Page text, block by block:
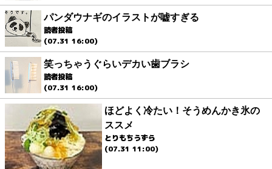
パンダウナギのイラストが嘘すぎる
読者投稿
(07.31 16:00)
笑っちゃうぐらいデカい歯ブラシ
読者投稿
(07.31 16:00)
ほどよく冷たい！そうめんかき氷の
ススメ
とりもちうずら
(07.31 11:00)